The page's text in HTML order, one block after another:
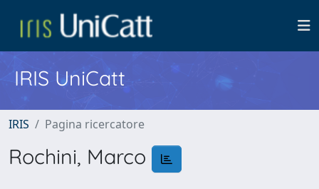
IRIS UniCatt
IRIS Pagina ricercatore
Rochini, Marco